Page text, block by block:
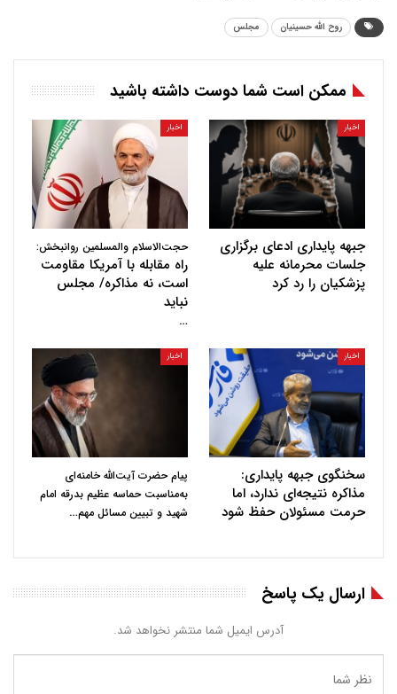
روح الله حسینیان مجلس
ممکن است شما دوست داشته باشید
اخبار
جبهه پایداری ادعای برگزاری
جلسات محرمانه علیه
پزشکیان را رد کرد
اخبار
حجت‌الاسلام والمسلمین روانبخش:
راه مقابله با آمریکا مقاومت
است، نه مذاکره/ مجلس
نباید
…
اخبار
سخنگوی جبهه پایداری:
مذاکره نتیجه‌ای ندارد، اما
حرمت مسئولان حفظ شود
اخبار
پیام حضرت آیت‌الله خامنه‌ای
به‌مناسبت حماسه عظیم بدرقه امام
شهید و تبیین مسائل مهم…
ارسال یک پاسخ
آدرس ایمیل شما منتشر نخواهد شد.